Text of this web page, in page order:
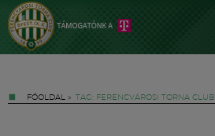
FŐOLDAL » TAG: FERENCVÁROSI TORNA CLUB